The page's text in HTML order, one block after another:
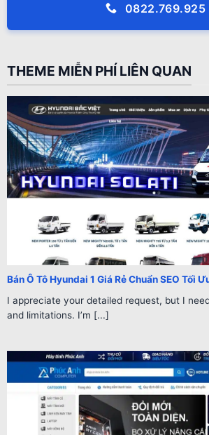
0822.769.925
THEME MIỄN PHÍ LIÊN QUAN
Bán Ô Tô Hyundai 1 Giá Rẻ Chuẩn SEO Tối
I appreciate your detailed request, but I
and limitations. I’m [...]